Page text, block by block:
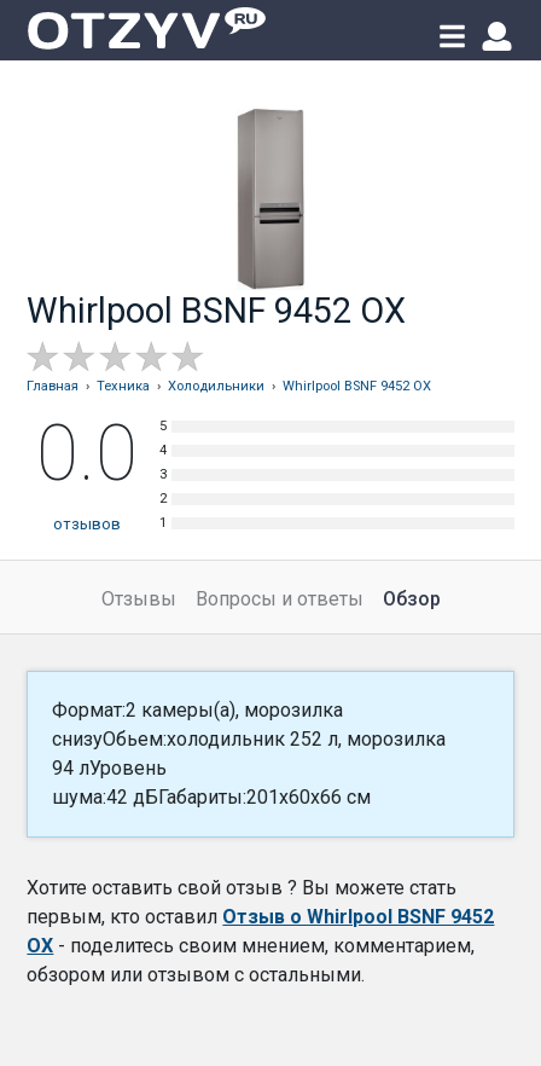
Whirlpool BSNF 9452 OX
Главная ›Техника ›Холодильники ›Whirlpool BSNF 9452 OX
0.0
отзывов
Отзывы Вопросы и ответы Обзор
Формат:2 камеры(а), морозилка
снизуОбьем:холодильник 252 л, морозилка
94 лУровень
шума:42 дБГабариты:201x60x66 см
Хотите оставить свой отзыв ? Вы можете стать
первым, кто оставил Отзыв о Whirlpool BSNF 9452
OX - поделитесь своим мнением, комментарием,
обзором или отзывом с остальными.